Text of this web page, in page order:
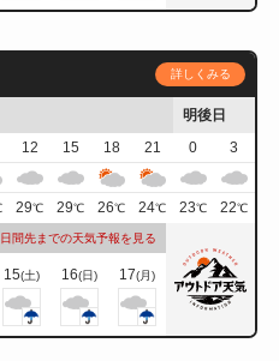
詳しくみる
明後日
12 15 18 21 0
3
29℃ 29℃ 26℃ 24℃ 23℃ 22℃
間先までの天気予報を見る
15(土) 16(日) 17(月)